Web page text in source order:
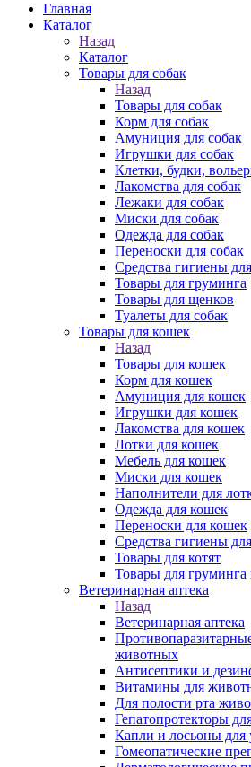
Главная
Каталог
Назад
Каталог
Товары для собак
Назад
Товары для собак
Корм для собак
Амуниция для собак
Игрушки для собак
Клетки, будки,
Лакомства для собак
Лежаки для собак
Миски для собак
Одежда для собак
Переноски для собак
Средства гигиены
Товары для груминга
Товары для щенков
Туалеты для собак
Товары для кошек
Назад
Товары для кошек
Корм для кошек
Амуниция для кошек
Игрушки для кошек
Лакомства для кошек
Лотки для кошек
Мебель для кошек
Миски для кошек
Наполнители для
Одежда для кошек
Переноски для кошек
Средства гигиены
Товары для котят
Товары для груминга
Ветеринарная аптека
Назад
Ветеринарная аптека
животных
Антисептики и
Витамины для
Для полости рта
Гепатопротекторы
Капли и лосьоны
Гомеопатические